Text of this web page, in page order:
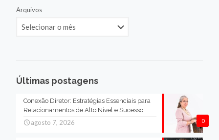
Arquivos
Últimas postagens
0
Conexão Diretor: Estratégias Essenciais para
Relacionamentos de Alto Nível e Sucesso
agosto 7, 2026